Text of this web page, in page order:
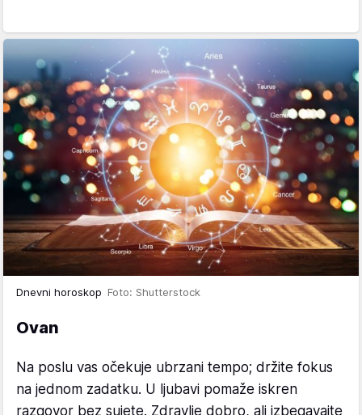
Dnevni horoskop Foto: Shutterstock
Ovan
Na poslu vas očekuje ubrzani tempo; držite fokus
na jednom zadatku. U ljubavi pomaže iskren
razgovor bez sujete. Zdravlje dobro, ali izbegavajte